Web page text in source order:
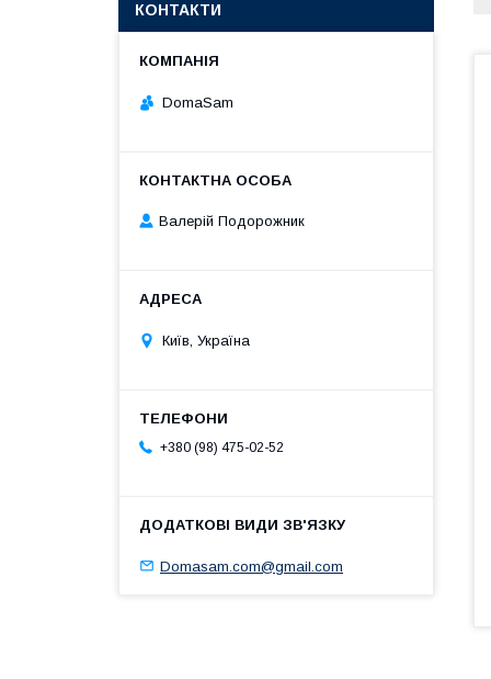
КОНТАКТИ
DomaSam
Валерій Подорожник
Київ, Україна
+380 (98) 475-02-52
Domasam.com@gmail.com